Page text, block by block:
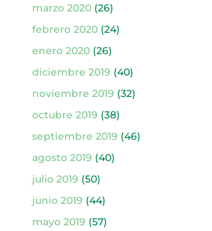
marzo 2020(26)
febrero 2020(24)
enero 2020(26)
diciembre 2019 (40)
noviembre 2019 (32)
octubre 2019 (38)
septiembre 2019 (46)
agosto 2019 (40)
julio 2019 (50)
junio 2019 (44)
mayo 2019 (57)